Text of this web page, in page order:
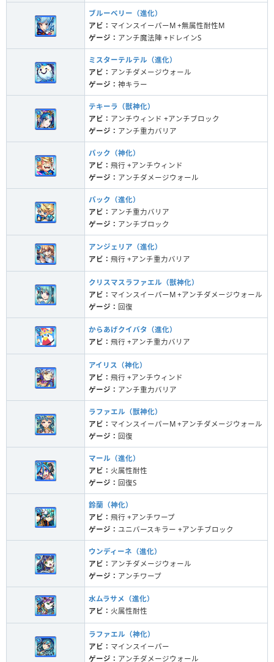
ブルーベリー（進化）
アビ： マインスイーパーM +無属性耐性M
ゲージ： アンチ魔法陣 +ドレインS
ミスターテルテル（進化）
アビ： アンチダメージウォール
ゲージ： 神キラー
テキーラ（獣神化）
アビ： アンチウィンド +アンチブロック
ゲージ： アンチ重力バリア
パック（神化）
アビ： 飛行 +アンチウィンド
ゲージ： アンチダメージウォール
パック（進化）
アビ： アンチ重力バリア
ゲージ： アンチブロック
アンジェリア（進化）
アビ： 飛行 +アンチ重力バリア
クリスマスラファエル（獣神化）
アビ： マインスイーパーM +アンチダメージウォール
ゲージ： 回復
からあげクイバタ（進化）
アビ： 飛行 +アンチ重力バリア
アイリス（神化）
アビ： 飛行 +アンチウィンド
ゲージ： アンチ重力バリア
ラファエル（獣神化）
アビ： マインスイーパーM +アンチダメージウォール
ゲージ： 回復
マール（進化）
アビ： 火属性耐性
ゲージ： 回復S
鈴蘭（神化）
アビ： 飛行 +アンチワープ
ゲージ： ユニバースキラー +アンチブロック
ウンディーネ（進化）
アビ： アンチダメージウォール
ゲージ： アンチワープ
水ムラサメ（進化）
アビ： 火属性耐性
ラファエル（神化）
アビ： マインスイーパー
ゲージ： アンチダメージウォール